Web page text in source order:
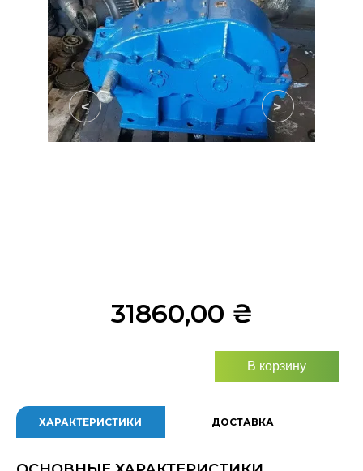
< >
31860,00 ₴
В корзину
ХАРАКТЕРИСТИКИ ДОСТАВКА